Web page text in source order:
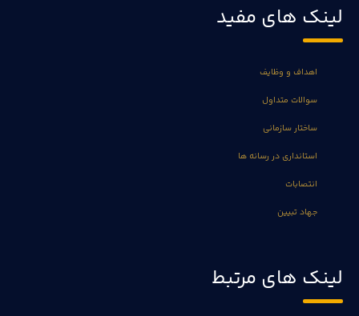
لینک های مفید
اهداف و وظایف
سوالات متداول
ساختار سازمانی
استانداری در رسانه ها
انتصابات
جهاد تبیین
لینک های مرتبط